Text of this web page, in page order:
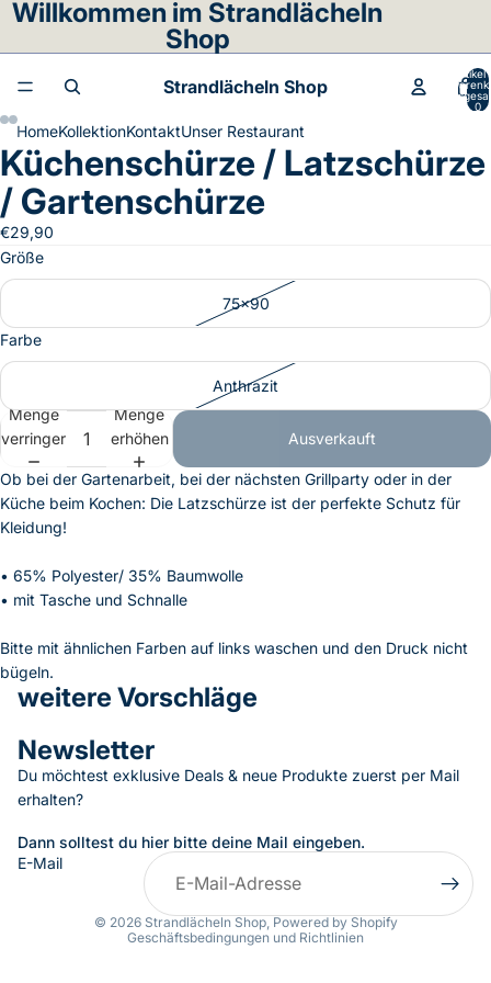
Willkommen im Strandlächeln
Shop
Strandlächeln Shop
Artikel
0
HomeKollektionKontaktUnser Restaurant
Bild
im
Vollbildmodus
öffnen
Bild
im
Vollbildmodus
öffnen
Bild
im
Vollbildmodus
öffnen
Bild
im
Vollbildmodus
öffnen
Küchenschürze / Latzschürze
/ Gartenschürze
€29,90
Größe
75x90
Farbe
Anthrazit
Menge
verringern
Menge
erhöhen
Ausverkauft
Ob bei der Gartenarbeit, bei der nächsten Grillparty oder in der
Küche beim Kochen: Die Latzschürze ist der perfekte Schutz für
Kleidung!
• 65% Polyester/ 35% Baumwolle
• mit Tasche und Schnalle
Bitte mit ähnlichen Farben auf links waschen und den Druck nicht
bügeln.
weitere Vorschläge
Newsletter
Du möchtest exklusive Deals & neue Produkte zuerst per Mail
erhalten?
Dann solltest du hier bitte deine Mail eingeben.
E-Mail
© 2026 Strandlächeln Shop, Powered by Shopify
Geschäftsbedingungen und Richtlinien
Datenschutzerklärung
AGB
Kontaktinformationen
Impressum
Widerrufsrecht